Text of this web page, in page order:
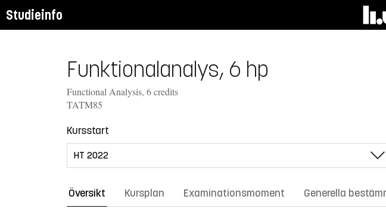
Studieinfo
Funktionalanalys, 6 hp
Functional Analysis, 6 credits
TATM85
Kursstart
Översikt Kursplan Examinationsmoment Generella